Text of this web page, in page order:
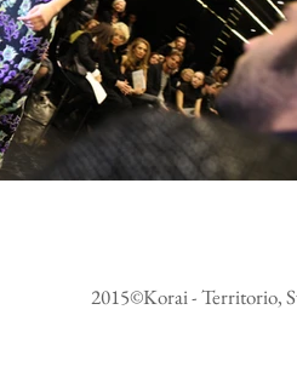
2015©Korai - Territorio,